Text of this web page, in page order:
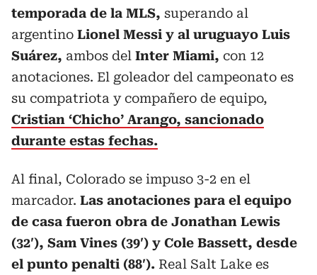
temporada de la MLS, superando al
argentino Lionel Messi y al uruguayo Luis
Suárez, ambos del Inter Miami, con 12
anotaciones. El goleador del campeonato es
su compatriota y compañero de equipo,
Cristian ‘Chicho’ Arango, sancionado
durante estas fechas.
Al final, Colorado se impuso 3-2 en el
marcador. Las anotaciones para el equipo
de casa fueron obra de Jonathan Lewis
(32′), Sam Vines (39′) y Cole Bassett, desde
el punto penalti (88′). Real Salt Lake es